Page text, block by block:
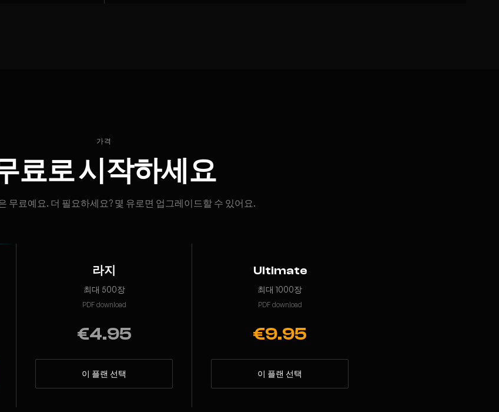
가격
료로 시작하세요
무료예요. 더 필요하세요? 몇 유로면 업그레이드할 수 있어요.
라지
최대 500장
PDF download
€4.95
이 플랜 선택
Ultimate
최대 1000장
PDF download
€9.95
이 플랜 선택